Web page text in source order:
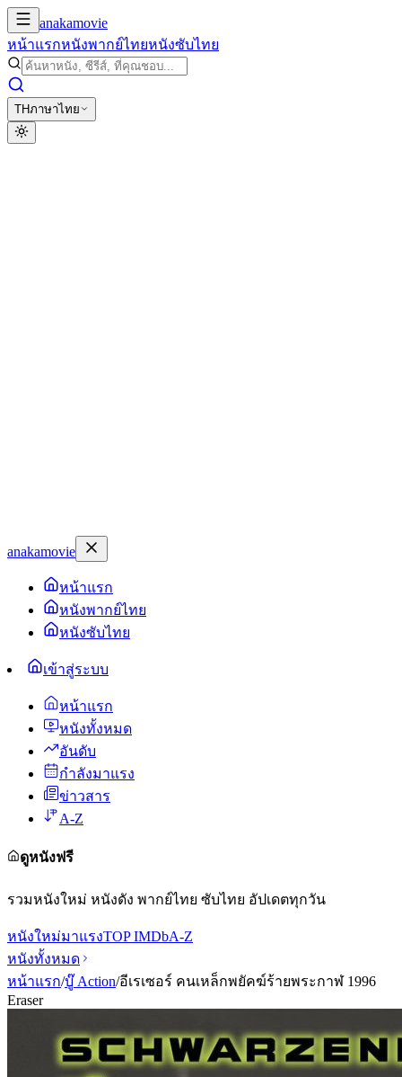
anakamovie
หน้าแรกหนังพากย์ไทยหนังซับไทย
THภาษาไทย
anakamovie
หน้าแรก
หนังพากย์ไทย
หนังซับไทย
เข้าสู่ระบบ
หน้าแรก
หนังทั้งหมด
อันดับ
กำลังมาแรง
ข่าวสาร
A-Z
ดูหนังฟรี
รวมหนังใหม่ หนังดัง พากย์ไทย ซับไทย อัปเดตทุกวัน
หนังใหม่มาแรงTOP IMDbA-Z
หนังทั้งหมด
หน้าแรก/บู๊ Action/อีเรเซอร์ คนเหล็กพยัคฆ์ร้ายพระกาฬ 1996
Eraser